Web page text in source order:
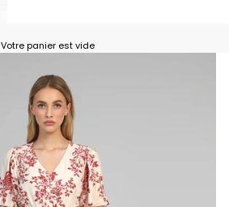
Votre panier est vide